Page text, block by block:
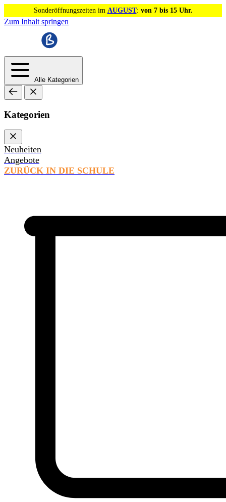
Sonderöffnungszeiten im AUGUST: von 7 bis 15 Uhr.
Zum Inhalt springen
Alle Kategorien
Kategorien
Neuheiten
Angebote
ZURÜCK IN DIE SCHULE